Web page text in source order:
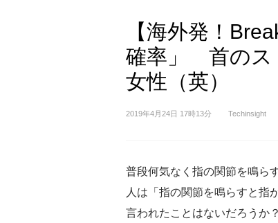
【海外発！
確率」 首のス
女性（英）
2019年4月24日 17時13分 Techinsight
普段何気なく指の関節を鳴ら
人は「指の関節を鳴らすと指
言われたことはないだろう